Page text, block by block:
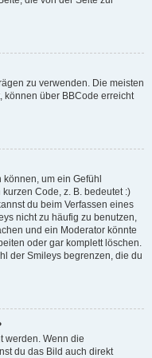
zu verwenden. Die meisten
können über BBCode erreicht
um ein Gefühl
Code, z. B. bedeutet :)
du beim Verfassen eines
nicht zu häufig zu benutzen,
und ein Moderator könnte
oder gar komplett löschen.
der Smileys begrenzen, die du
werden. Wenn die
du das Bild auch direkt